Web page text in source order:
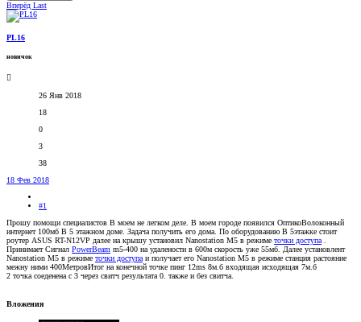
Вперёд Last
PL16
новичок
26 Янв 2018
18
0
3
38
18 Фев 2018
#1
Прошу помощи специалистов В моем не легком деле. В моем городе появился ОптикоВолоконный
интернет 100мб В 5 этажном доме. Задача получить его дома. По оборудованию В 5этажке стоит
роутер ASUS RT-N12VP далее на крышу установил Nanostation M5 в режиме точки доступа
Принимает Сигнал PowerBeam m5-400 на удалености в 600м скорость уже 55мб. Далее установлент
Nanostation M5 в режиме точки доступа и получает его Nanostation M5 в режиме станция растояние
межну ними 400МетровИтог на конечной точке пинг 12ms 8м.б входящая исходящая 7м.б
2 точка соеденена с 3 через свитч результата 0. также и без свитча.
Вложения